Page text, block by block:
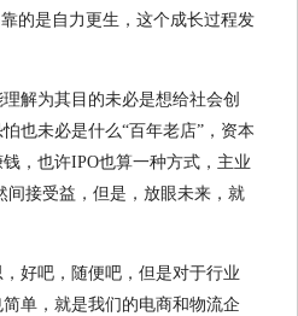
的是自力更生，这个成长过程发
解为其目的未必是想给社会创
也未必是什么“百年老店”，资本
，也许IPO也算一种方式，主业
间接受益，但是，放眼未来，就
好吧，随便吧，但是对于行业
单，就是我们的电商和物流企